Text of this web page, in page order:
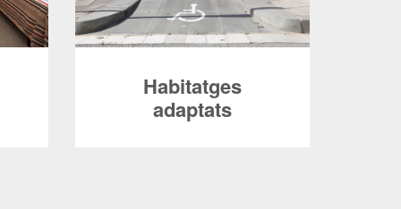
Habitatges
adaptats